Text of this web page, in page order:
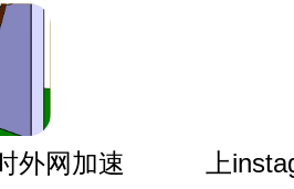
外网加速 上